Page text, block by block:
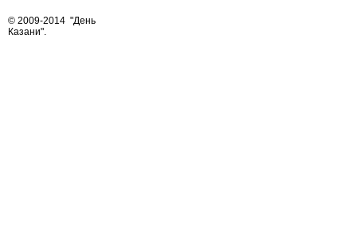
© 2009-2014 "День
Казани".